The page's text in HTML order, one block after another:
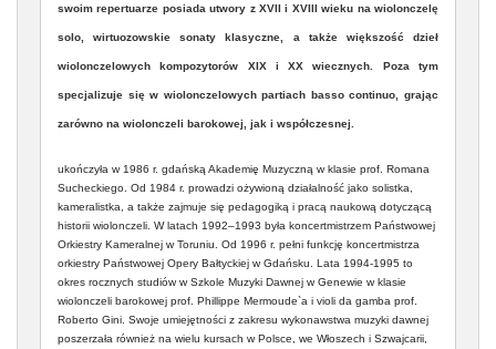
swoim repertuarze posiada utwory z XVII i XVIII wieku na wiolonczelę
solo, wirtuozowskie sonaty klasyczne, a także większość dzieł
wiolonczelowych kompozytorów XIX i XX wiecznych. Poza tym
specjalizuje się w wiolonczelowych partiach basso continuo, grając
zarówno na wiolonczeli barokowej, jak i współczesnej.
ukończyła w 1986 r. gdańską Akademię Muzyczną w klasie prof. Romana
Sucheckiego. Od 1984 r. prowadzi ożywioną działalność jako solistka,
kameralistka, a także zajmuje się pedagogiką i pracą naukową dotyczącą
historii wiolonczeli. W latach 1992–1993 była koncertmistrzem Państwowej
Orkiestry Kameralnej w Toruniu. Od 1996 r. pełni funkcję koncertmistrza
orkiestry Państwowej Opery Bałtyckiej w Gdańsku. Lata 1994-1995 to
okres rocznych studiów w Szkole Muzyki Dawnej w Genewie w klasie
wiolonczeli barokowej prof. Phillippe Mermoude`a i violi da gamba prof.
Roberto Gini. Swoje umiejętności z zakresu wykonawstwa muzyki dawnej
poszerzała również na wielu kursach w Polsce, we Włoszech i Szwajcarii,